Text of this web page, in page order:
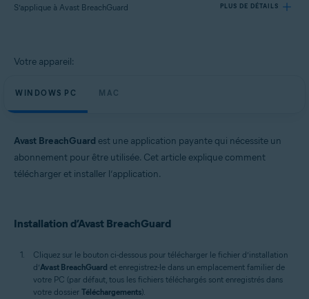
S’applique à Avast BreachGuard PLUS DE DÉTAILS
Produits:
macOS
Votre appareil:
WINDOWS PC MAC
Avast BreachGuard est une application payante qui nécessite un
abonnement pour être utilisée. Cet article explique comment
télécharger et installer l’application.
Installation d’Avast BreachGuard
Cliquez sur le bouton ci-dessous pour télécharger le fichier d’installation
d’Avast BreachGuard et enregistrez-le dans un emplacement familier de
votre PC (par défaut, tous les fichiers téléchargés sont enregistrés dans
votre dossier Téléchargements).